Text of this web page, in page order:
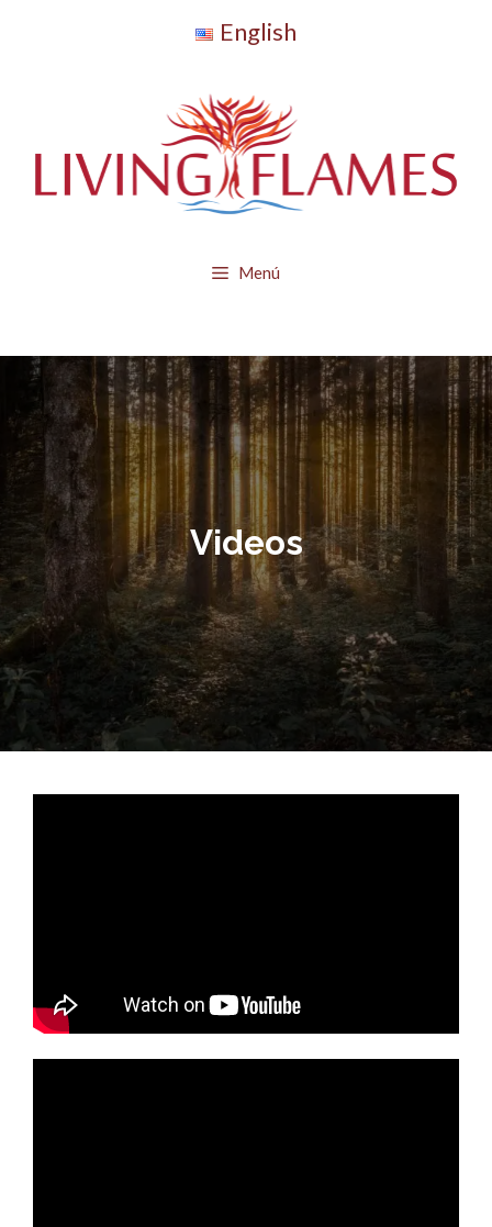
English
Menú
Videos